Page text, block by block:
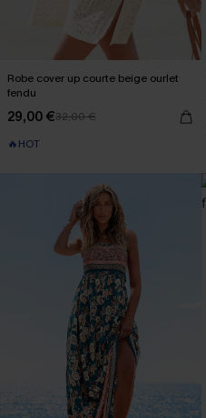
Robe cover up courte beige ourlet
fendu
29,00 €32,00 €
🔥HOT